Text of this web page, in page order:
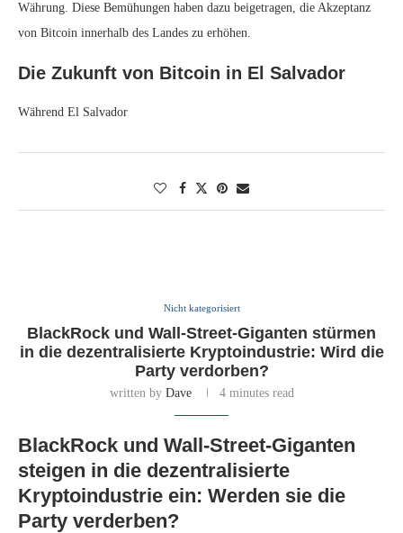
Währung. Diese Bemühungen haben dazu beigetragen, die Akzeptanz
von Bitcoin innerhalb des Landes zu erhöhen.
Die Zukunft von Bitcoin in El Salvador
Während El Salvador
Nicht kategorisiert
BlackRock und Wall-Street-Giganten stürmen
in die dezentralisierte Kryptoindustrie: Wird die
Party verdorben?
written by Dave 4 minutes read
BlackRock und Wall-Street-Giganten
steigen in die dezentralisierte
Kryptoindustrie ein: Werden sie die
Party verderben?